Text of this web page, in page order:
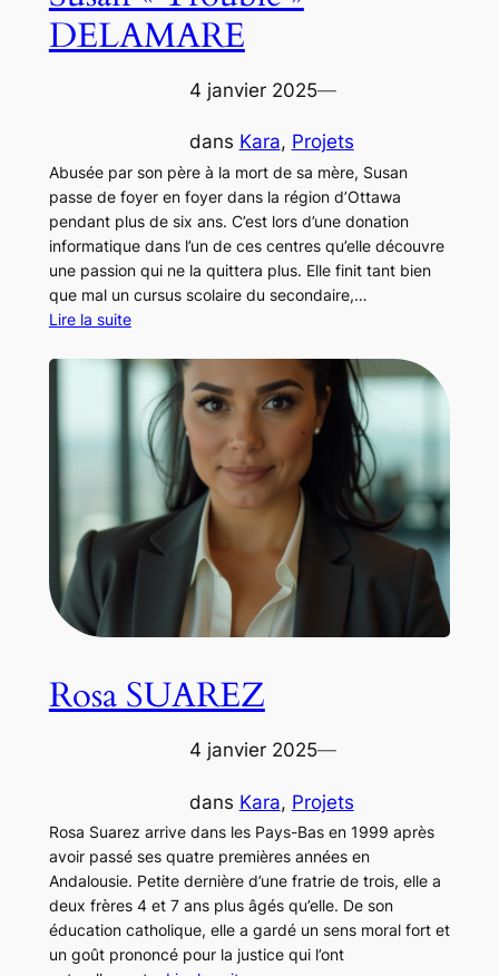
DELAMARE
4 janvier 2025—
dans Kara, Projets
Abusée par son père à la mort de sa mère, Susan
passe de foyer en foyer dans la région d’Ottawa
pendant plus de six ans. C’est lors d’une donation
informatique dans l’un de ces centres qu’elle découvre
une passion qui ne la quittera plus. Elle finit tant bien
que mal un cursus scolaire du secondaire,…
Lire la suite
Rosa SUAREZ
4 janvier 2025—
dans Kara, Projets
Rosa Suarez arrive dans les Pays-Bas en 1999 après
avoir passé ses quatre premières années en
Andalousie. Petite dernière d’une fratrie de trois, elle a
deux frères 4 et 7 ans plus âgés qu’elle. De son
éducation catholique, elle a gardé un sens moral fort et
un goût prononcé pour la justice qui l’ont